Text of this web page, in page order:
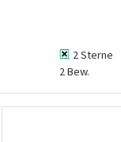
2 Sterne
2 Bew.